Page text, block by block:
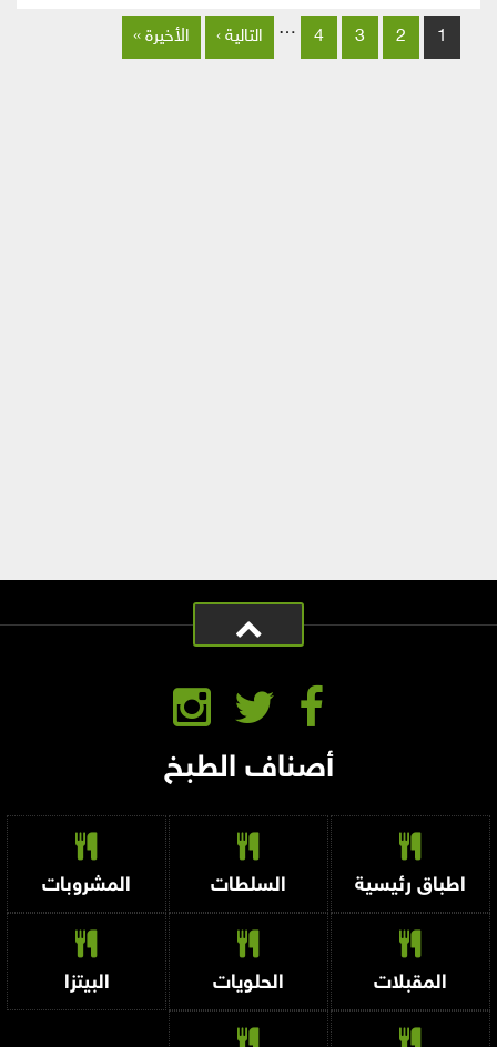
الصفحات
1
2
3
4
… التالية › الأخيرة »
أصناف الطبخ
اطباق رئيسية السلطات المشروبات
المقبلات الحلويات البيتزا